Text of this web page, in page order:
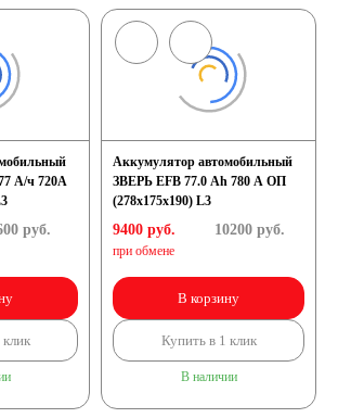
А/ч 720А
руб.
Аккумулятор автомобильный
ЗВЕРЬ EFB 77.0 Ah 780 А ОП
(278x175x190) L3
9400 руб.
при обмене
10200руб.
В корзину
Купить в 1 клик
В наличии